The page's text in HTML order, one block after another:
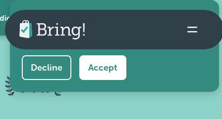
AppThis website uses cookies to ensure you get the
best experience on our website.
Decline Accept